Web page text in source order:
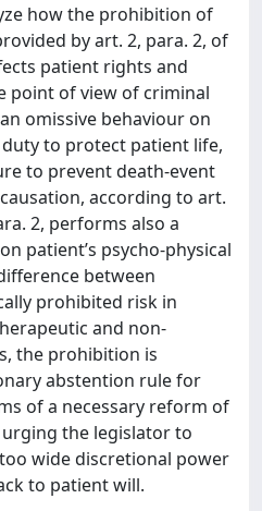
how the prohibition of
by art. 2, para. 2, of
patient rights and
point of view of criminal
omissive behaviour on
to protect patient life,
to prevent death-event
according to art.
2, performs also a
patient’s psycho-physical
between
prohibited risk in
and non-
the prohibition is
abstention rule for
of a necessary reform of
the legislator to
wide discretional power
to patient will.